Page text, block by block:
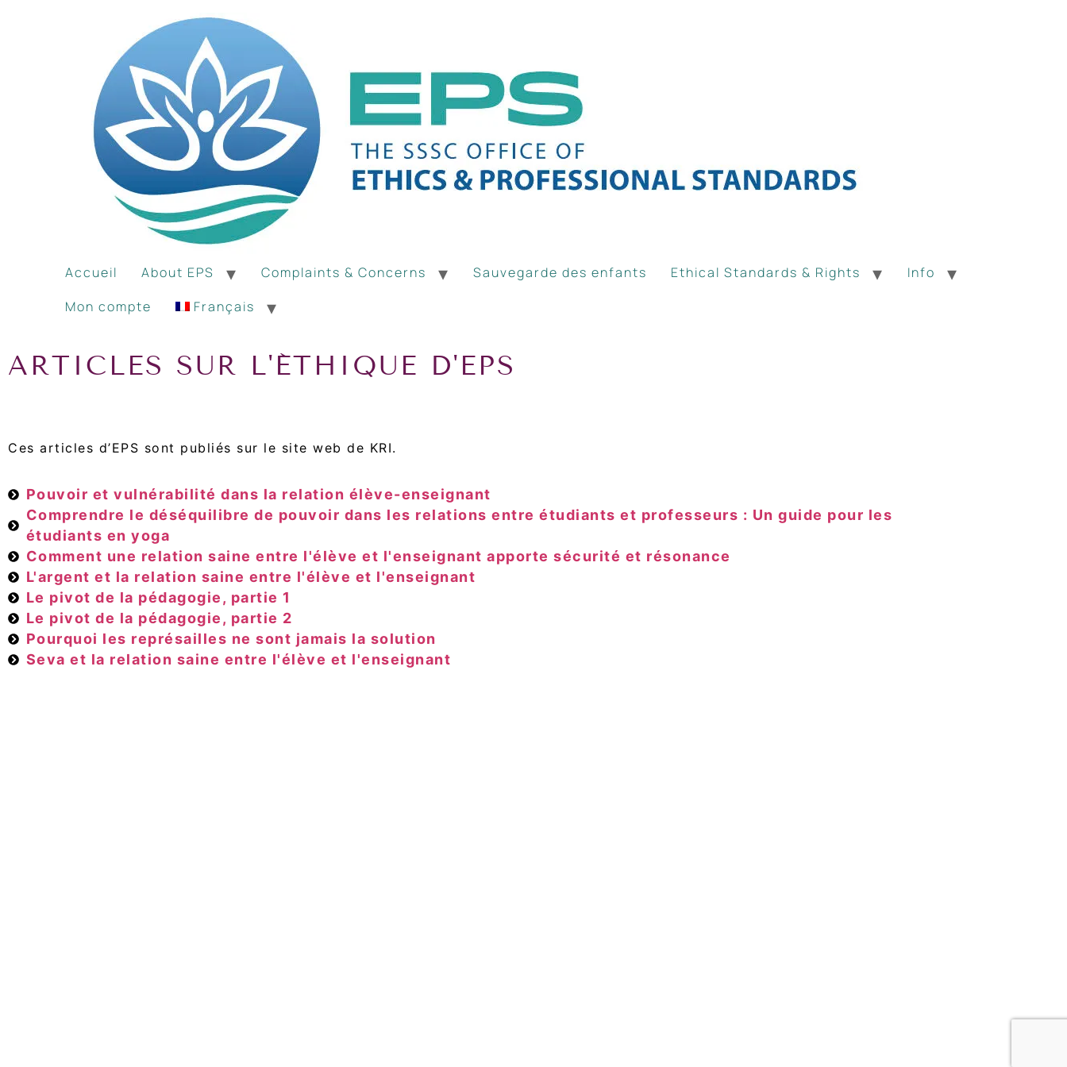
Accueil About EPS Complaints & Concerns Sauvegarde des enfants Ethical Standards & Rights
Info
Mon compte
Français
ARTICLES SUR L'ÉTHIQUE D'EPS
Ces articles d’EPS sont publiés sur le site web de KRI.
Pouvoir et vulnérabilité dans la relation élève-enseignant
Comprendre le déséquilibre de pouvoir dans les relations entre étudiants et professeurs : Un guide pour les
étudiants en yoga
Comment une relation saine entre l'élève et l'enseignant apporte sécurité et résonance
L'argent et la relation saine entre l'élève et l'enseignant
Le pivot de la pédagogie, partie 1
Le pivot de la pédagogie, partie 2
Pourquoi les représailles ne sont jamais la solution
Seva et la relation saine entre l'élève et l'enseignant